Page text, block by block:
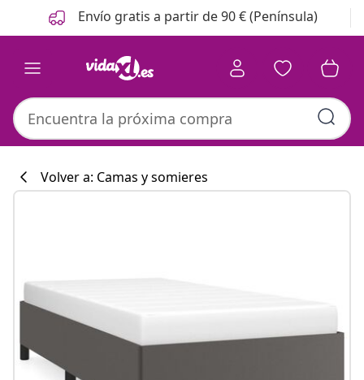
Anterior
Siguiente Envío gratis a partir de 90 € (Península)
#sharemevidaxl
Volver a: Camas y somieres